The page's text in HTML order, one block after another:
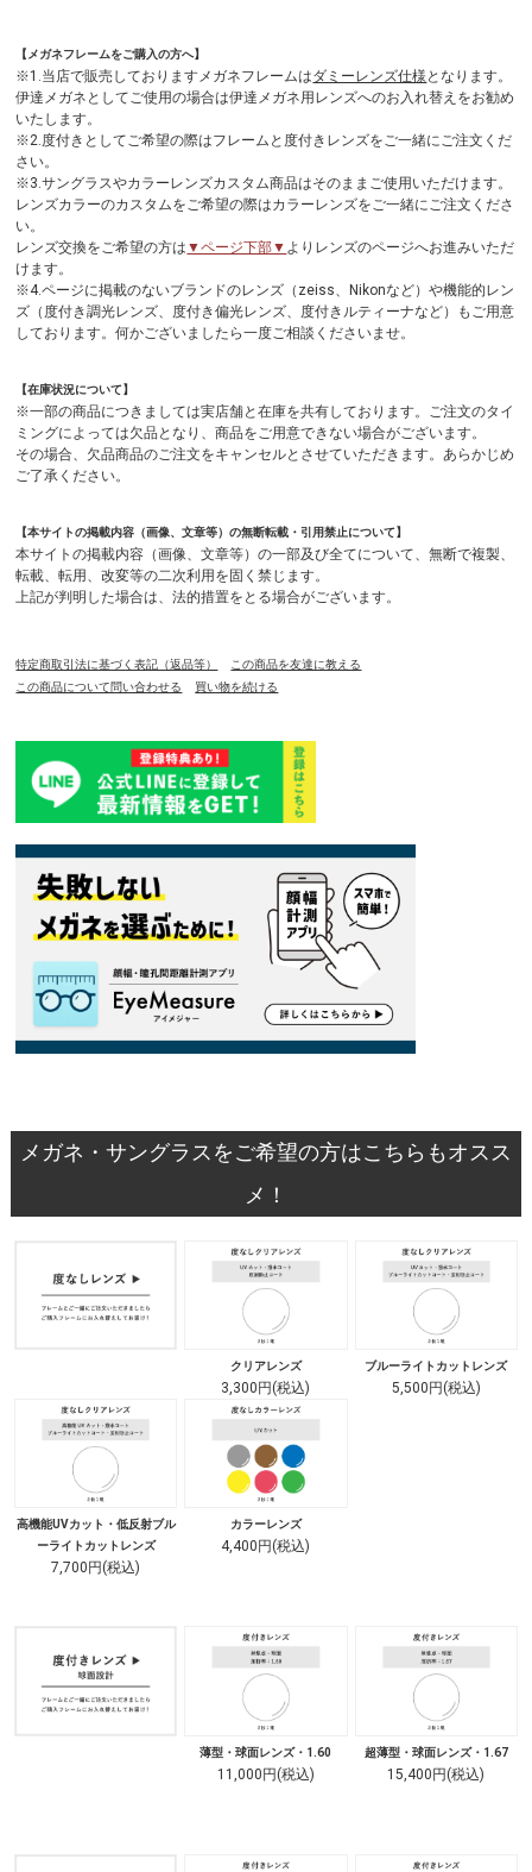
【メガネフレームをご購入の方へ】
※1.当店で販売しておりますメガネフレームはダミーレンズ仕様 となります。
伊達メガネとしてご使用の場合は伊達メガネ用レンズへのお入れ替えをお勧め
いたします。
※2.度付きとしてご希望の際はフレームと度付きレンズをご一緒にご注文くだ
さい。
※3.サングラスやカラーレンズカスタム商品はそのままご使用いただけます。
レンズカラーのカスタムをご希望の際はカラーレンズをご一緒にご注文くださ
い。
レンズ交換をご希望の方は ▼ページ下部▼ よりレンズのページへお進みいただ
けます。
※4.ページに掲載のないブランドのレンズ（zeiss、Nikonなど）や機能的レン
ズ（度付き調光レンズ、度付き偏光レンズ、度付きルティーナなど）もご用意
しております。何かございましたら一度ご相談くださいませ。
【在庫状況について】
※一部の商品につきましては実店舗と在庫を共有しております。ご注文のタイ
ミングによっては欠品となり、商品をご用意できない場合がございます。
その場合、欠品商品のご注文をキャンセルとさせていただきます。あらかじめ
ご了承ください。
【本サイトの掲載内容（画像、文章等）の無断転載・引用禁止について】
本サイトの掲載内容（画像、文章等）の一部及び全てについて、無断で複製、
転載、転用、改変等の二次利用を固く禁じます。
上記が判明した場合は、法的措置をとる場合がございます。
特定商取引法に基づく表記（返品等）
この商品を友達に教える
この商品について問い合わせる
買い物を続ける
メガネ・サングラスをご希望の方はこちらもオスス
メ！
クリアレンズ
3,300円(税込)
ブルーライトカットレンズ
5,500円(税込)
高機能UVカット・低反射ブル
ーライトカットレンズ
7,700円(税込)
カラーレンズ
4,400円(税込)
薄型・球面レンズ・1.60
11,000円(税込)
超薄型・球面レンズ・1.67
15,400円(税込)